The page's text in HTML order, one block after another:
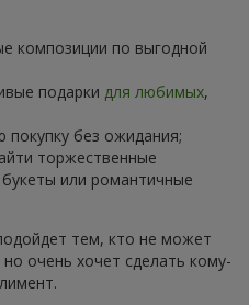
композиции по выгодной
подарки для любимых,
без ожидания;
торжественные
или романтичные
тем, кто не может
очень хочет сделать кому-